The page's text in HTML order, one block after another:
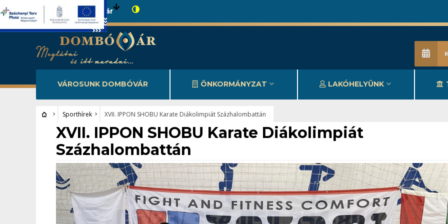
Városunk Dombóvár
VÁROSUNK DOMBÓVÁR ÖNKORMÁNYZAT LAKÓHELYÜNK
Sporthírek XVII. IPPON SHOBU Karate Diákolimpiát Százhalombattán
Sporthírek
XVII. IPPON SHOBU Karate Diákolimpiát
Százhalombattán